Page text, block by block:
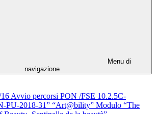
Menu di
navigazione
Avvio percorsi PON /FSE 10.2.5C-
PU-2018-31” “Art@bility” Modulo “The